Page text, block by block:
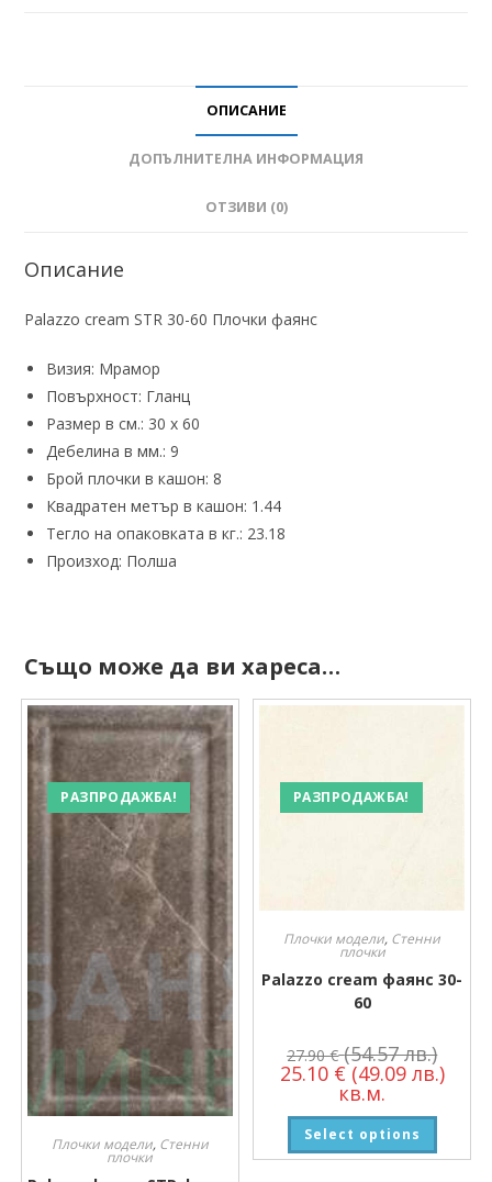
ОПИСАНИЕ
ДОПЪЛНИТЕЛНА ИНФОРМАЦИЯ
ОТЗИВИ (0)
Описание
Palazzo cream STR 30-60 Плочки фаянс
Визия: Мрамор
Повърхност: Гланц
Размер в см.: 30 х 60
Дебелина в мм.:9
Брой плочки в кашон:8
Квадратен метър в кашон: 1.44
Тегло на опаковката в кг.: 23.18
Произход: Полша
Също може да ви хареса…
РАЗПРОДАЖБА!
Плочки модели, Стенни
плочки
РАЗПРОДАЖБА!
Плочки модели, Стенни
плочки
Palazzo cream фаянс 30-
60
27.90€ (54.57 лв.)
25.10 € (49.09 лв.)
кв.м.
Select options